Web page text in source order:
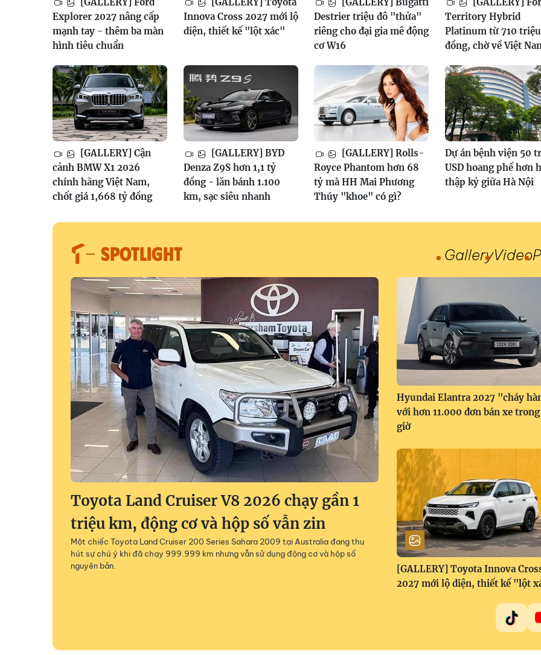
Explorer 2027 nâng cấp
mạnh tay - thêm ba màn
hình tiêu chuẩn
Innova Cross 2027 mới lộ
diện, thiết kế "lột xác"
Destrier triệu đô "thửa"
riêng cho đại gia mê động
cơ W16
Territory Hybrid
Platinum từ 710 triệu
đồng, chờ về Việt
[GALLERY] Cận
cảnh BMW X1 2026
chính hãng Việt Nam,
chốt giá 1,668 tỷ đồng
[GALLERY] BYD
Denza Z9S hơn 1,1 tỷ
đồng - lăn bánh 1.100
km, sạc siêu nhanh
[GALLERY] Rolls-
Royce Phantom hơn 68
tỷ mà HH Mai Phương
Thúy "khoe" có gì?
Dự án bệnh viện 50
USD hoang phế hơn
thập kỷ giữa Hà Nội
SPOTLIGHT GalleryVideo
Toyota Land Cruiser V8 2026 chạy gần 1
triệu km, động cơ và hộp số vẫn zin
Một chiếc Toyota Land Cruiser 200 Series Sahara 2009 tại Australia đang thu
hút sự chú ý khi đã chạy 999.999 km nhưng vẫn sử dụng động cơ và hộp số
nguyên bản.
Hyundai Elantra 2027 "cháy
với hơn 11.000 đơn bán xe
giờ
[GALLERY] Toyota Innova
2027 mới lộ diện, thiết kế "lột